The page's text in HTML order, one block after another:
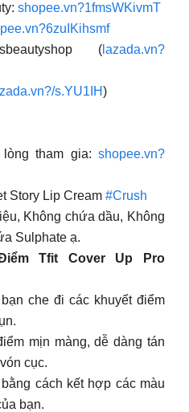
shopee.vn?1fmsWKivmT
( lazada.vn?
s.YU1IH)
tham gia: shopee.vn?
Story Lip Cream #Crush
Không chứa dầu, Không
Sulphate ạ.
Tfit Cover Up Pro
che đi các khuyết điểm
mịn màng, dễ dàng tán
cục.
cách kết hợp các màu
bạn.